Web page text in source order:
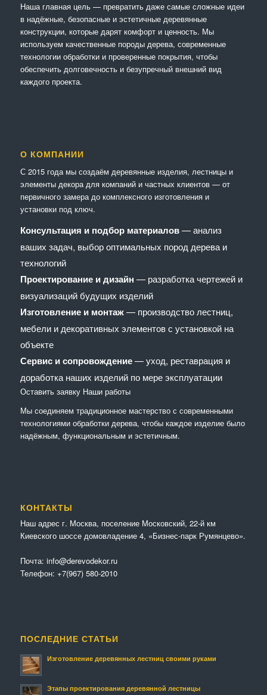
Наша главная цель — превратить даже самые сложные идеи
в надёжные, безопасные и эстетичные деревянные
конструкции, которые дарят комфорт и ценность. Мы
используем качественные породы дерева, современные
технологии обработки и проверенные покрытия, чтобы
обеспечить долговечность и безупречный внешний вид
каждого проекта.
О КОМПАНИИ
С 2015 года мы создаём деревянные изделия, лестницы и
элементы декора для компаний и частных клиентов — от
первичного замера до комплексного изготовления и
установки под ключ.
Консультация и подбор материалов— анализ
ваших задач, выбор оптимальных пород дерева и
технологий
Проектирование и дизайн — разработка чертежей и
визуализаций будущих изделий
Изготовление и монтаж— производство лестниц,
мебели и декоративных элементов с установкой на
объекте
Сервис и сопровождение— уход, реставрация и
доработка наших изделий по мере эксплуатации
Оставить заявку Наши работы
Мы соединяем традиционное мастерство с современными
технологиями обработки дерева, чтобы каждое изделие было
надёжным, функциональным и эстетичным.
КОНТАКТЫ
Наш адрес г. Москва, поселение Московский, 22-й км
Киевского шоссе домовладение 4, «Бизнес-парк Румянцево».
Почта: info@derevodekor.ru
Телефон: +7(967) 580-2010
ПОСЛЕДНИЕ СТАТЬИ
Изготовление деревянных лестниц своими руками
Этапы проектирования деревянной лестницы